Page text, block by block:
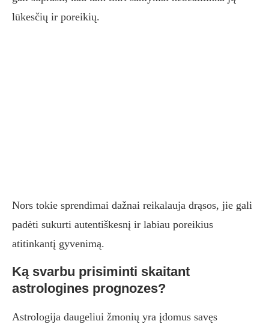
lūkesčių ir poreikių.
Nors tokie sprendimai dažnai reikalauja drąsos, jie gali
padėti sukurti autentiškesnį ir labiau poreikius
atitinkantį gyvenimą.
Ką svarbu prisiminti skaitant
astrologines prognozes?
Astrologija daugeliui žmonių yra įdomus savęs